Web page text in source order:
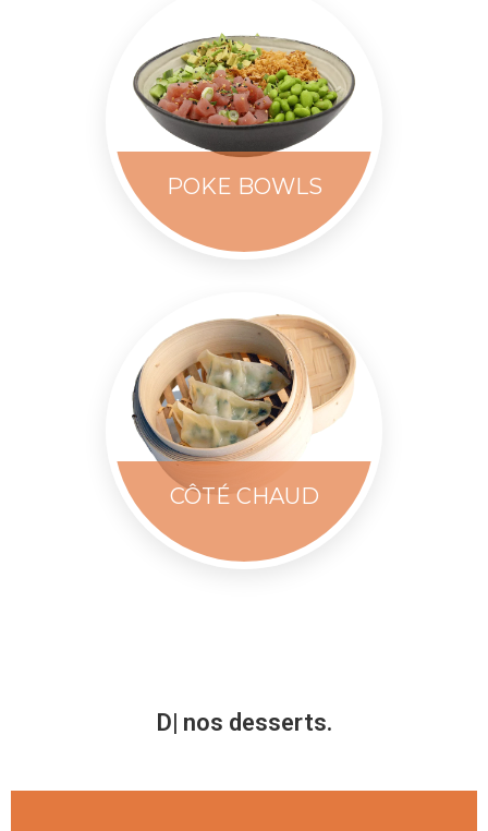
POKE BOWLS
CÔTÉ CHAUD
Découvrer aus nos desserts.